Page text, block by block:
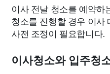
이사 전날 청소를 예약하
청소를 진행할 경우 이사
사전 조정이 필요합니다.
이사청소와 입주청